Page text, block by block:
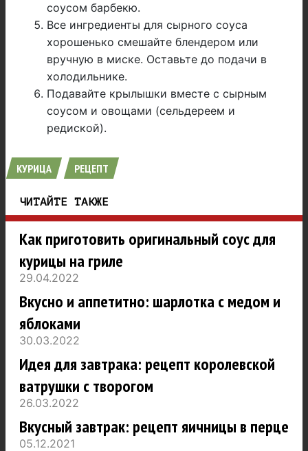
соусом барбекю.
Все ингредиенты для сырного соуса
хорошенько смешайте блендером или
вручную в миске. Оставьте до подачи в
холодильнике.
Подавайте крылышки вместе с сырным
соусом и овощами (сельдереем и
редиской).
КУРИЦА РЕЦЕПТ
ЧИТАЙТЕ ТАКЖЕ
Как приготовить оригинальный соус для
курицы на гриле
29.04.2022
Вкусно и аппетитно: шарлотка с медом и
яблоками
30.03.2022
Идея для завтрака: рецепт королевской
ватрушки с творогом
26.03.2022
Вкусный завтрак: рецепт яичницы в перце
05.12.2021